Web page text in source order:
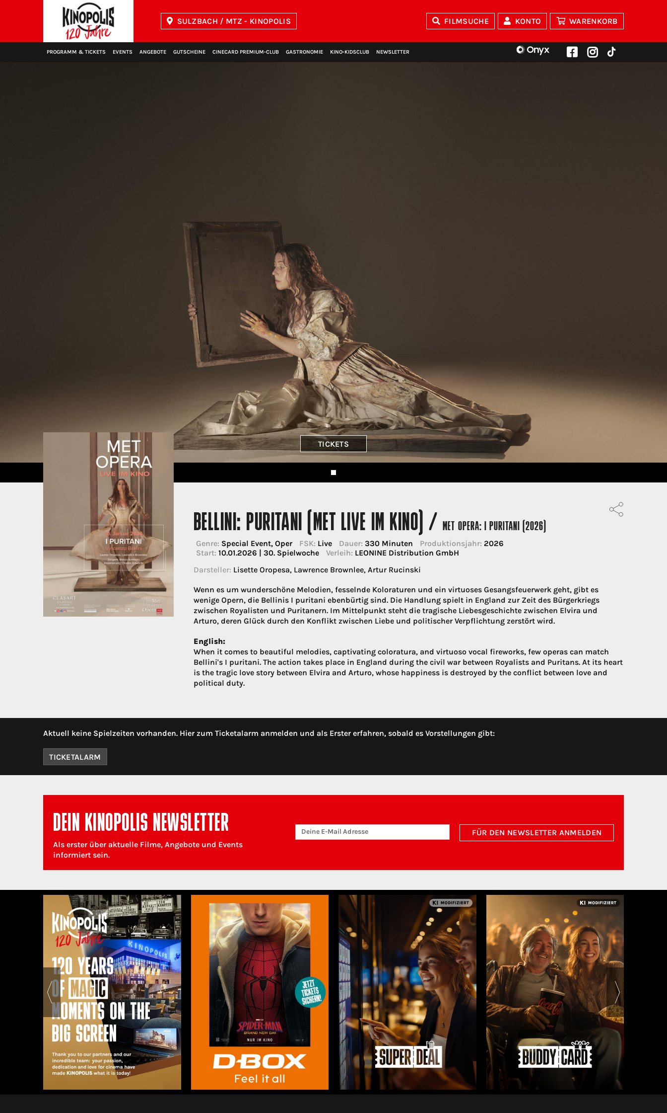
SULZBACH / MTZ - KINOPOLIS FILMSUCHE KONTO WARENKORB
PROGRAMM & TICKETS EVENTS ANGEBOTE GUTSCHEINE CINECARD PREMIUM‑CLUB GASTRONOMIE KINO‑KIDSCLUB NEWSLETTER
TICKETS
BELLINI: PURITANI (MET LIVE IM KINO) /MET OPERA: I PURITANI (2026)
Genre: Special Event, Oper FSK: Live Dauer: 330 Minuten Produktionsjahr: 2026
Start: 10.01.2026 | 30. Spielwoche Verleih: LEONINE Distribution GmbH
Darsteller: Lisette Oropesa, Lawrence Brownlee, Artur Rucinski
Wenn es um wunderschöne Melodien, fesselnde Koloraturen und ein virtuoses Gesangsfeuerwerk geht, gibt es
wenige Opern, die Bellinis I puritani ebenbürtig sind. Die Handlung spielt in England zur Zeit des Bürgerkriegs
zwischen Royalisten und Puritanern. Im Mittelpunkt steht die tragische Liebesgeschichte zwischen Elvira und
Arturo, deren Glück durch den Konflikt zwischen Liebe und politischer Verpflichtung zerstört wird.
English:
When it comes to beautiful melodies, captivating coloratura, and virtuoso vocal fireworks, few operas can match
Bellini's I puritani. The action takes place in England during the civil war between Royalists and Puritans. At its heart
is the tragic love story between Elvira and Arturo, whose happiness is destroyed by the conflict between love and
political duty.
Aktuell keine Spielzeiten vorhanden. Hier zum Ticketalarm anmelden und als Erster erfahren, sobald es Vorstellungen gibt:
TICKETALARM
DEIN KINOPOLIS NEWSLETTER
Als erster über aktuelle Filme, Angebote und Events
informiert sein.
FÜR DEN NEWSLETTER ANMELDEN